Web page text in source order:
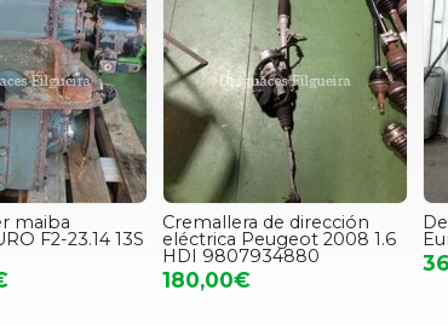
maiba
F2-23.14 13S
Cremallera de dirección
eléctrica Peugeot 2008 1.6
HDI 9807934880
180,00€